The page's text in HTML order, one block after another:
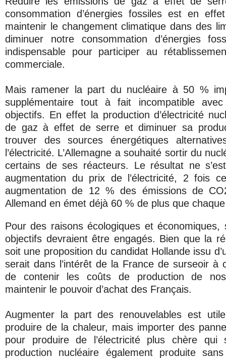
consommation d’énergies fossiles est en
maintenir le changement climatique dans des
diminuer notre consommation d’énergies
indispensable pour participer au
commerciale.
Mais ramener la part du nucléaire à 50 %
supplémentaire tout à fait incompatible
objectifs. En effet la production d’électricité
de gaz à effet de serre et diminuer sa
trouver des sources énergétiques
l’électricité. L’Allemagne a souhaité sortir du
certains de ses réacteurs. Le résultat ne
augmentation du prix de l’électricité, 2 fois
augmentation de 12 % des émissions de
Allemand en émet déjà 60 % de plus que
Pour des raisons écologiques et
objectifs devraient être engagés. Bien que la
soit une proposition du candidat Hollande issu
serait dans l’intérêt de la France de surseoir à
de contenir les coûts de production de
maintenir le pouvoir d’achat des Français.
Augmenter la part des renouvelables est
produire de la chaleur, mais importer des
pour produire de l’électricité plus chère
production nucléaire également produite